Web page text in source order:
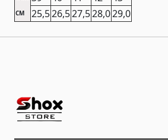
CM 25,526,527,528,029,0